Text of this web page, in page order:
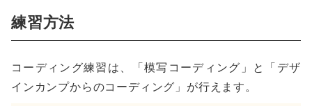
練習方法
コーディング練習は、「模写コーディング」と「デザ
インカンプからのコーディング」が行えます。